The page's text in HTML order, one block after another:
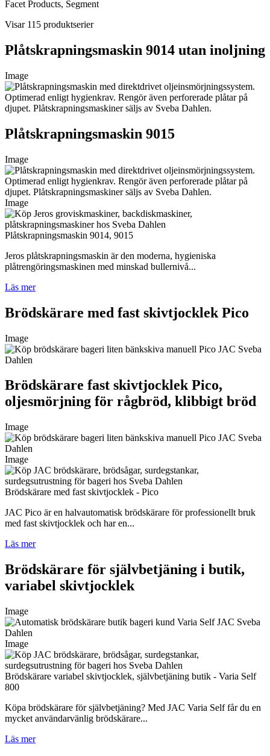
Facet Products, Segment
Visar 115 produktserier
Plåtskrapningsmaskin 9014 utan inoljning
Image
Plåtskrapningsmaskin 9015
Image
Image
Plåtskrapningsmaskin 9014, 9015
Jeros plåtskrapningsmaskin är den moderna, hygieniska
plåtrengöringsmaskinen med minskad bullernivå...
Läs mer
Brödskärare med fast skivtjocklek Pico
Image
Brödskärare fast skivtjocklek Pico,
oljesmörjning för rågbröd, klibbigt bröd
Image
Image
Brödskärare med fast skivtjocklek - Pico
JAC Pico är en halvautomatisk brödskärare för professionellt bruk
med fast skivtjocklek och har en...
Läs mer
Brödskärare för självbetjäning i butik,
variabel skivtjocklek
Image
Image
Brödskärare variabel skivtjocklek, självbetjäning butik - Varia Self
800
Köpa brödskärare för självbetjäning? Med JAC Varia Self får du en
mycket användarvänlig brödskärare...
Läs mer